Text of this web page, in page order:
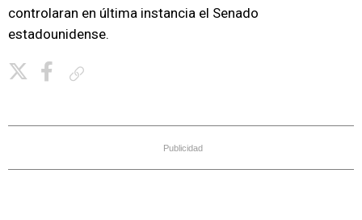
controlaran en última instancia el Senado
estadounidense.
Publicidad